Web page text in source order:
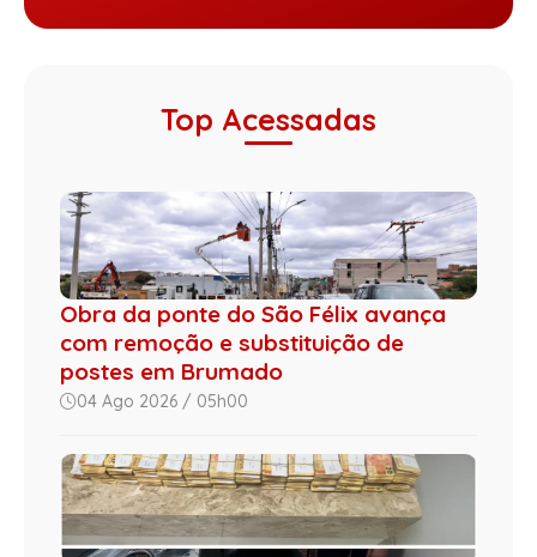
Top Acessadas
Obra da ponte do São Félix avança
com remoção e substituição de
postes em Brumado
04 Ago 2026 / 05h00